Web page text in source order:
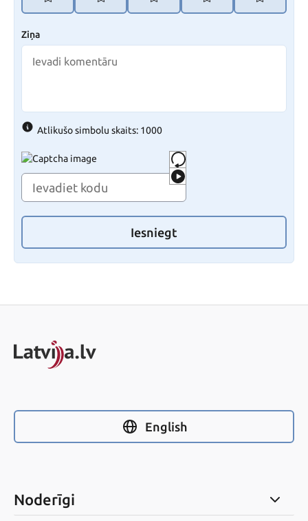
Ziņa
Atlikušo simbolu skaits: 1000
Iesniegt
English
Noderīgi